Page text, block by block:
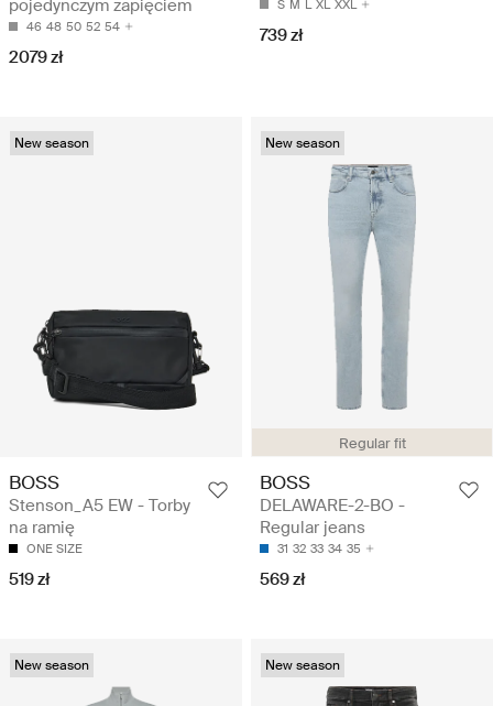
pojedynczym zapięciem
46 48 50 52 54
2079 zł
S M L XL XXL
739 zł
New season
BOSS
Stenson_A5 EW - Torby
na ramię
ONE SIZE
519 zł
Regular fit
New season
BOSS
DELAWARE-2-BO -
Regular jeans
31 32 33 34 35
569 zł
New season New season